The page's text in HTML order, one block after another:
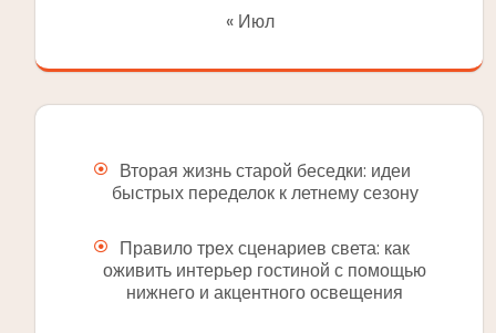
« Июл
Вторая жизнь старой беседки: идеи
быстрых переделок к летнему сезону
Правило трех сценариев света: как
оживить интерьер гостиной с помощью
нижнего и акцентного освещения